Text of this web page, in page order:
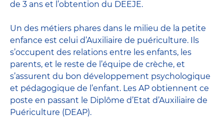
de 3 ans et l’obtention du DEEJE.
Un des métiers phares dans le milieu de la petite
enfance est celui d’Auxiliaire de puériculture. Ils
s’occupent des relations entre les enfants, les
parents, et le reste de l’équipe de crèche, et
s’assurent du bon développement psychologique
et pédagogique de l’enfant. Les AP obtiennent ce
poste en passant le Diplôme d’Etat d’Auxiliaire de
Puériculture (DEAP).